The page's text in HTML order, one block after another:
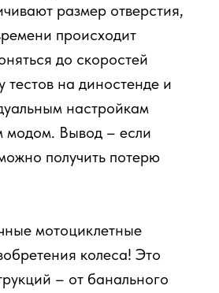
размер отверстия,
происходит
до скоростей
на диностенде и
настройкам
модом. Вывод – если
получить потерю
мотоциклетные
колеса! Это
– от банального